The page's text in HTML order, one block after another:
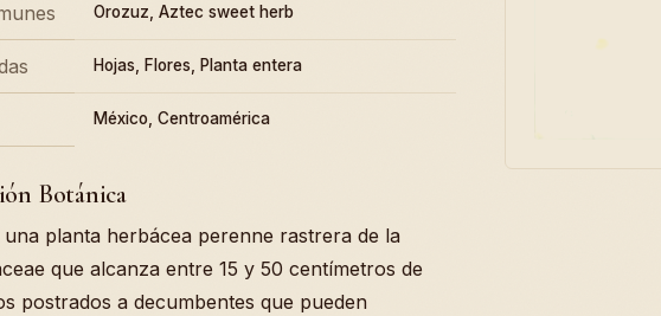
Orozuz, Aztec sweet herb
Hojas, Flores, Planta entera
México, Centroamérica
Botánica
una planta herbácea perenne rastrera de la
que alcanza entre 15 y 50 centímetros de
postrados a decumbentes que pueden